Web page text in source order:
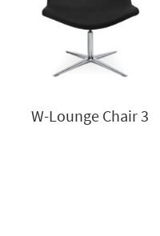
W-Lounge Chair 3